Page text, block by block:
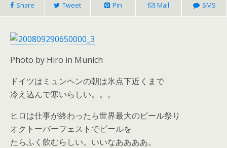
Share Tweet Pin Mail SMS
Photo by Hiro in Munich
ドイツはミュンヘンの朝は氷点下近くまで
冷え込んで寒いらしい。。。
ヒロは仕事が終わったら世界最大のビール祭り
オクトーバーフェストでビールを
たらふく飲むらしい。いいなああああ。